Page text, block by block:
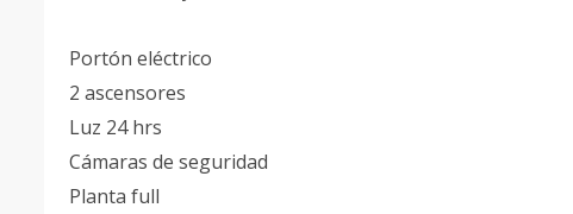
Portón eléctrico
2 ascensores
Luz 24 hrs
Cámaras de seguridad
Planta full